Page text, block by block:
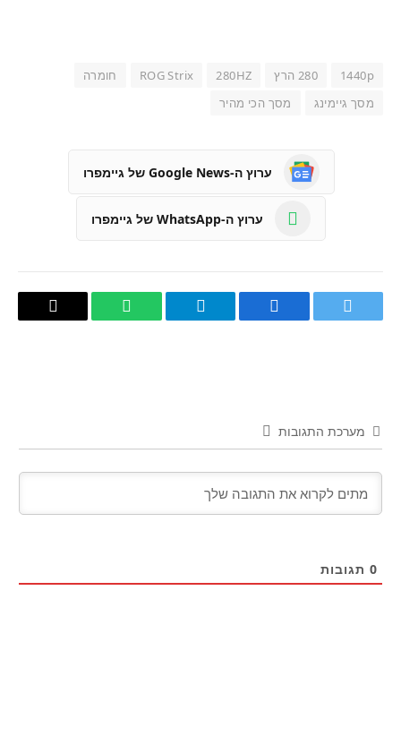
1440p 280 הרץ 280HZ
ROG Strix
חומרה
מסך גיימינג
מסך הכי מהיר
ערוץ ה-Google News של גיימפרו
ערוץ ה-WhatsApp של גיימפרו
טוויטר פייסבוק Telegram
WhatsApp העתק
מערכת התגובות
0 תגובות